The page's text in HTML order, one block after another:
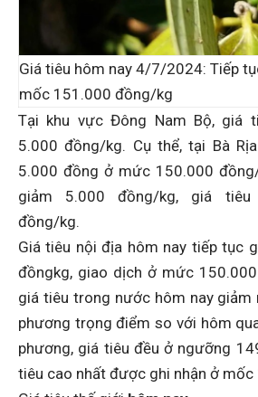
Giá tiêu hôm nay 4/7/2024: Tiếp
mốc 151.000 đồng/kg
Tại khu vực Đông Nam Bộ, giá
5.000 đồng/kg. Cụ thể, tại Bà
5.000 đồng ở mức 150.000
giảm 5.000 đồng/kg, giá
đồng/kg.
Giá tiêu nội địa hôm nay tiếp tục
đồngkg, giao dịch ở mức
giá tiêu trong nước hôm nay
phương trọng điểm so với hôm
phương, giá tiêu đều ở ngưỡng
tiêu cao nhất được ghi nhận ở